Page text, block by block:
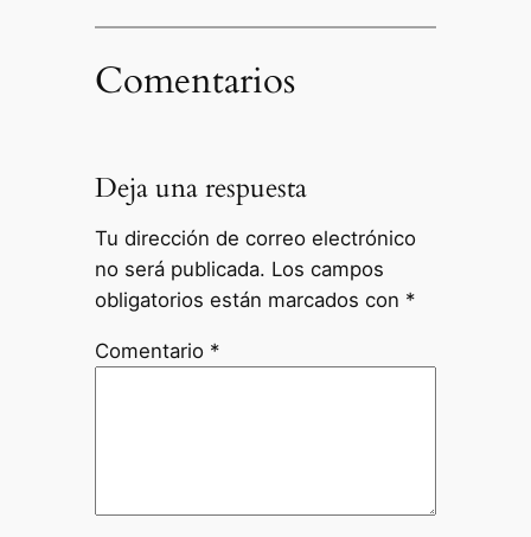
Comentarios
Deja una respuesta
Tu dirección de correo electrónico
no será publicada. Los campos
obligatorios están marcados con *
Comentario *